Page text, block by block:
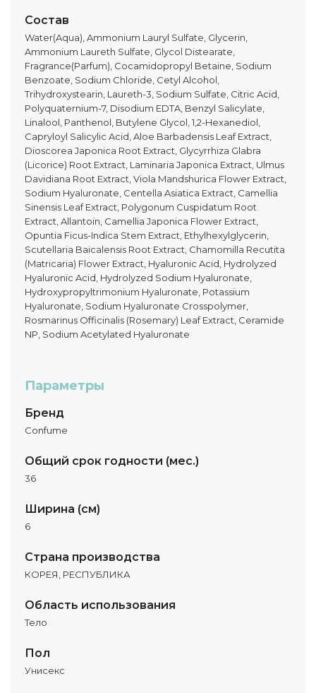
Состав
Water(Aqua), Ammonium Lauryl Sulfate, Glycerin,
Ammonium Laureth Sulfate, Glycol Distearate,
Fragrance(Parfum), Cocamidopropyl Betaine, Sodium
Benzoate, Sodium Chloride, Cetyl Alcohol,
Trihydroxystearin, Laureth-3, Sodium Sulfate, Citric Acid,
Polyquaternium-7, Disodium EDTA, Benzyl Salicylate,
Linalool, Panthenol, Butylene Glycol, 1,2-Hexanediol,
Capryloyl Salicylic Acid, Aloe Barbadensis Leaf Extract,
Dioscorea Japonica Root Extract, Glycyrrhiza Glabra
(Licorice) Root Extract, Laminaria Japonica Extract, Ulmus
Davidiana Root Extract, Viola Mandshurica Flower Extract,
Sodium Hyaluronate, Centella Asiatica Extract, Camellia
Sinensis Leaf Extract, Polygonum Cuspidatum Root
Extract, Allantoin, Camellia Japonica Flower Extract,
Opuntia Ficus-Indica Stem Extract, Ethylhexylglycerin,
Scutellaria Baicalensis Root Extract, Chamomilla Recutita
(Matricaria) Flower Extract, Hyaluronic Acid, Hydrolyzed
Hyaluronic Acid, Hydrolyzed Sodium Hyaluronate,
Hydroxypropyltrimonium Hyaluronate, Potassium
Hyaluronate, Sodium Hyaluronate Crosspolymer,
Rosmarinus Officinalis (Rosemary) Leaf Extract, Ceramide
NP, Sodium Acetylated Hyaluronate
Параметры
Бренд
Confume
Общий срок годности (мес.)
36
Ширина (см)
6
Страна производства
КОРЕЯ, РЕСПУБЛИКА
Область использования
Тело
Пол
Унисекс